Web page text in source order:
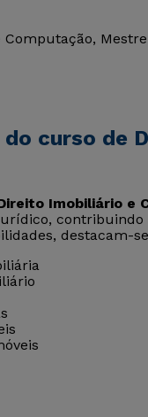
do curso de
Imobiliário e
contribuindo
destacam-